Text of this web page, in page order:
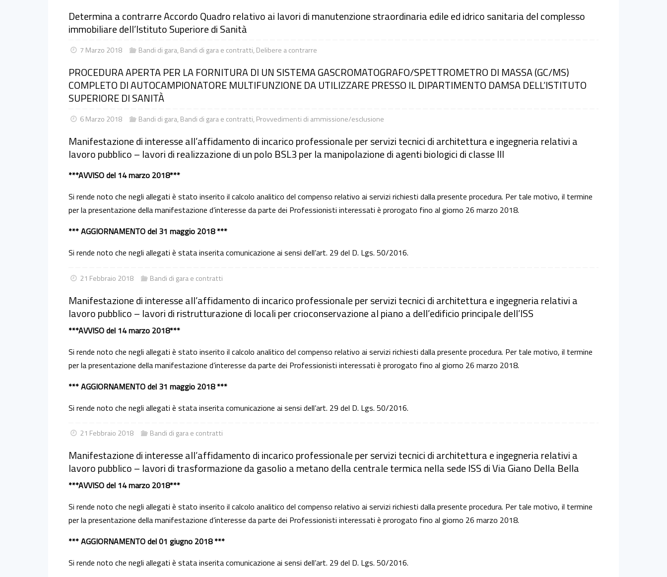
Determina a contrarre Accordo Quadro relativo ai lavori di manutenzione straordinaria edile ed idrico sanitaria del complesso
immobiliare dell’Istituto Superiore di Sanità
7 Marzo 2018 Bandi di gara, Bandi di gara e contratti, Delibere a contrarre
PROCEDURA APERTA PER LA FORNITURA DI UN SISTEMA GASCROMATOGRAFO/SPETTROMETRO DI MASSA (GC/MS)
COMPLETO DI AUTOCAMPIONATORE MULTIFUNZIONE DA UTILIZZARE PRESSO IL DIPARTIMENTO DAMSA DELL’ISTITUTO
SUPERIORE DI SANITÀ
6 Marzo 2018 Bandi di gara, Bandi di gara e contratti, Provvedimenti di ammissione/esclusione
Manifestazione di interesse all’affidamento di incarico professionale per servizi tecnici di architettura e ingegneria relativi a
lavoro pubblico – lavori di realizzazione di un polo BSL3 per la manipolazione di agenti biologici di classe III
***AVVISO del 14 marzo 2018***
Si rende noto che negli allegati è stato inserito il calcolo analitico del compenso relativo ai servizi richiesti dalla presente procedura. Per tale motivo, il termine
per la presentazione della manifestazione d’interesse da parte dei Professionisti interessati è prorogato fino al giorno 26 marzo 2018.
*** AGGIORNAMENTO del 31 maggio 2018 ***
Si rende noto che negli allegati è stata inserita comunicazione ai sensi dell’art. 29 del D. Lgs. 50/2016.
21 Febbraio 2018 Bandi di gara e contratti
Manifestazione di interesse all’affidamento di incarico professionale per servizi tecnici di architettura e ingegneria relativi a
lavoro pubblico – lavori di ristrutturazione di locali per crioconservazione al piano a dell’edificio principale dell’ISS
***AVVISO del 14 marzo 2018***
Si rende noto che negli allegati è stato inserito il calcolo analitico del compenso relativo ai servizi richiesti dalla presente procedura. Per tale motivo, il termine
per la presentazione della manifestazione d’interesse da parte dei Professionisti interessati è prorogato fino al giorno 26 marzo 2018.
*** AGGIORNAMENTO del 31 maggio 2018 ***
Si rende noto che negli allegati è stata inserita comunicazione ai sensi dell’art. 29 del D. Lgs. 50/2016.
21 Febbraio 2018 Bandi di gara e contratti
Manifestazione di interesse all’affidamento di incarico professionale per servizi tecnici di architettura e ingegneria relativi a
lavoro pubblico – lavori di trasformazione da gasolio a metano della centrale termica nella sede ISS di Via Giano Della Bella
***AVVISO del 14 marzo 2018***
Si rende noto che negli allegati è stato inserito il calcolo analitico del compenso relativo ai servizi richiesti dalla presente procedura. Per tale motivo, il termine
per la presentazione della manifestazione d’interesse da parte dei Professionisti interessati è prorogato fino al giorno 26 marzo 2018.
*** AGGIORNAMENTO del 01 giugno 2018 ***
Si rende noto che negli allegati è stata inserita comunicazione ai sensi dell’art. 29 del D. Lgs. 50/2016.